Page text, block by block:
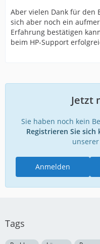
Taste drücker.
Falls die Prozedur
bitte Folgendes: – ob
Stick auf FAT32
und nicht USB 3.0-Port
Alternativ können Sie
diags.html
Aber vielen Dank für den
sich aber noch ein
Erfahrung bestätigen
beim HP-Support
Jetzt
Sie haben noch kein
Registrieren Sie sich
Anmelden
Tags